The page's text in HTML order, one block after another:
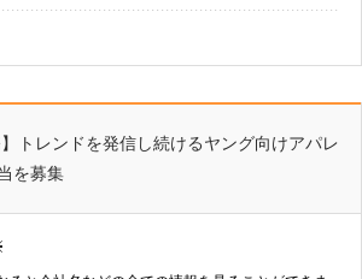
】トレンドを発信し続けるヤング向けアパレ
を募集